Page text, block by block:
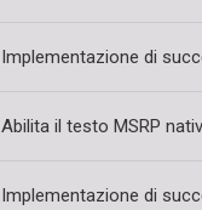
Implementazione di
Abilita il testo MSRP
Implementazione di